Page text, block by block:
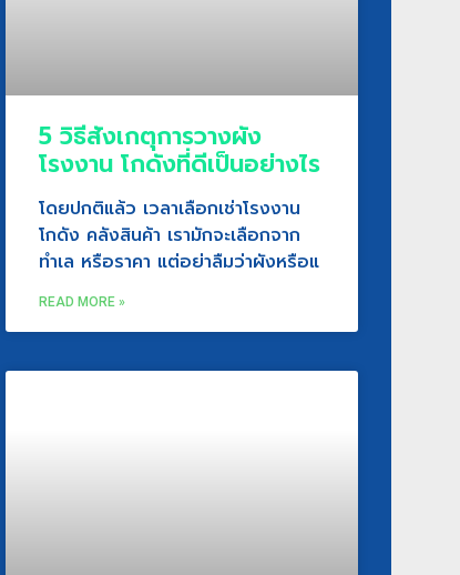
5 วิธีสังเกตุการวางผัง
โรงงาน โกดังที่ดีเป็นอย่างไร
โดยปกติแล้ว เวลาเลือกเช่าโรงงาน
โกดัง คลังสินค้า เรามักจะเลือกจาก
ทำเล หรือราคา แต่อย่าลืมว่าผังหรือแ
READ MORE »